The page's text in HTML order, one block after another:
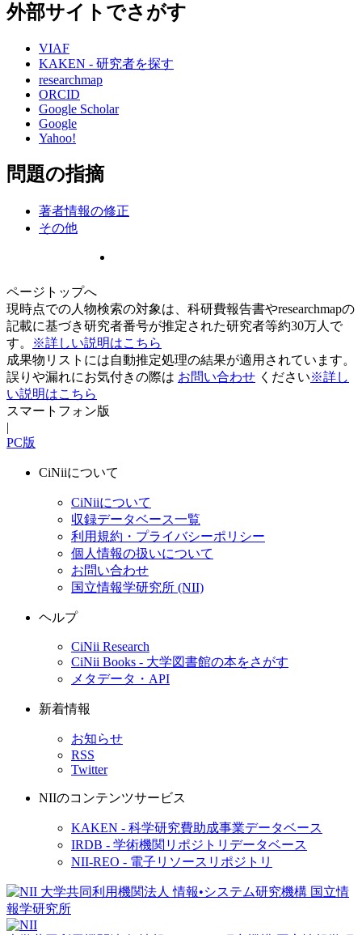
外部サイトでさがす
VIAF
KAKEN - 研究者を探す
researchmap
ORCID
Google Scholar
Google
Yahoo!
問題の指摘
著者情報の修正
その他
ページトップへ
現時点での人物検索の対象は、科研費報告書やresearchmapの
記載に基づき研究者番号が推定された研究者等約30万人で
す。
※詳しい説明はこちら
成果物リストには自動推定処理の結果が適用されています。
誤りや漏れにお気付きの際は お問い合わせ ください※詳し
い説明はこちら
スマートフォン版
|
PC版
CiNiiについて
CiNiiについて
収録データベース一覧
利用規約・プライバシーポリシー
個人情報の扱いについて
お問い合わせ
国立情報学研究所 (NII)
ヘルプ
CiNii Research
CiNii Books - 大学図書館の本をさがす
メタデータ・API
新着情報
お知らせ
RSS
Twitter
NIIのコンテンツサービス
KAKEN - 科学研究費助成事業データベース
IRDB - 学術機関リポジトリデータベース
NII-REO - 電子リソースリポジトリ